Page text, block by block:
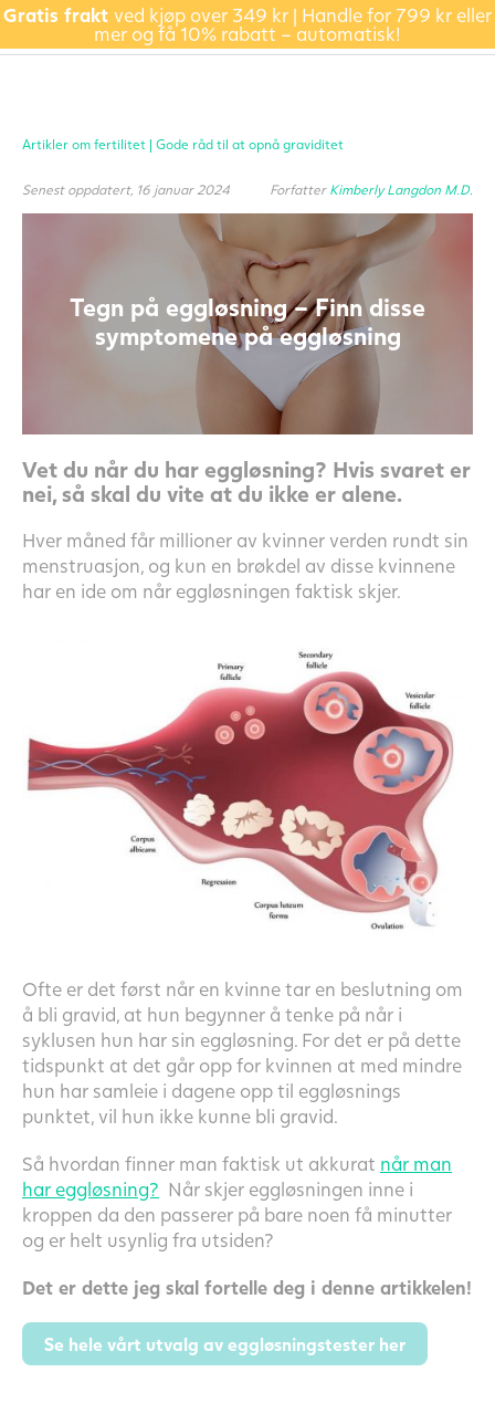
Gratis frakt ved kjøp over 349 kr | Handle for 799 kr eller
mer og få 10% rabatt – automatisk!
Artikler om fertilitet | Gode råd til at opnå graviditet
Senest oppdatert, 16 januar 2024 Forfatter Kimberly Langdon M.D.
Tegn på eggløsning – Finn disse
symptomene på eggløsning
Vet du når du har eggløsning? Hvis svaret er
nei, så skal du vite at du ikke er alene.
Hver måned får millioner av kvinner verden rundt sin
menstruasjon, og kun en brøkdel av disse kvinnene
har en ide om når eggløsningen faktisk skjer.
Ofte er det først når en kvinne tar en beslutning om
å bli gravid, at hun begynner å tenke på når i
syklusen hun har sin eggløsning. For det er på dette
tidspunkt at det går opp for kvinnen at med mindre
hun har samleie i dagene opp til eggløsnings
punktet, vil hun ikke kunne bli gravid.
Så hvordan finner man faktisk ut akkurat når man
har eggløsning? Når skjer eggløsningen inne i
kroppen da den passerer på bare noen få minutter
og er helt usynlig fra utsiden?
Det er dette jeg skal fortelle deg i denne artikkelen!
Se hele vårt utvalg av eggløsningstester her